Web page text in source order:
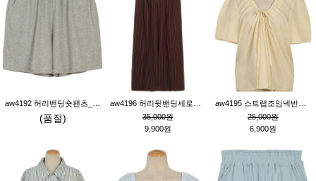
(품절)
35,000원
9,900원
25,000원
6,900원